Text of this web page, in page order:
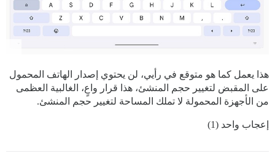
هذا يعمل كما هو متوقع في رأيي، لن يحتوي إصدار الهاتف المحمول
على المقبض لتغيير حجم المنشئ، هذا قرار واعٍ، الغالبية العظمى
من الأجهزة المحمولة لا تملك المساحة لتغيير حجم المنشئ.
إعجاب واحد (1)